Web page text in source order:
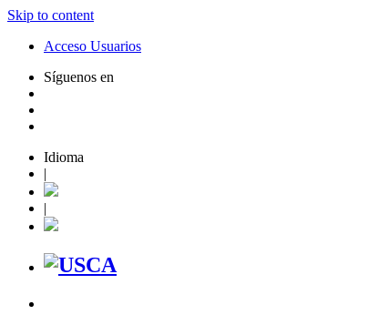
Skip to content
Acceso Usuarios
Síguenos en
Idioma
|
|